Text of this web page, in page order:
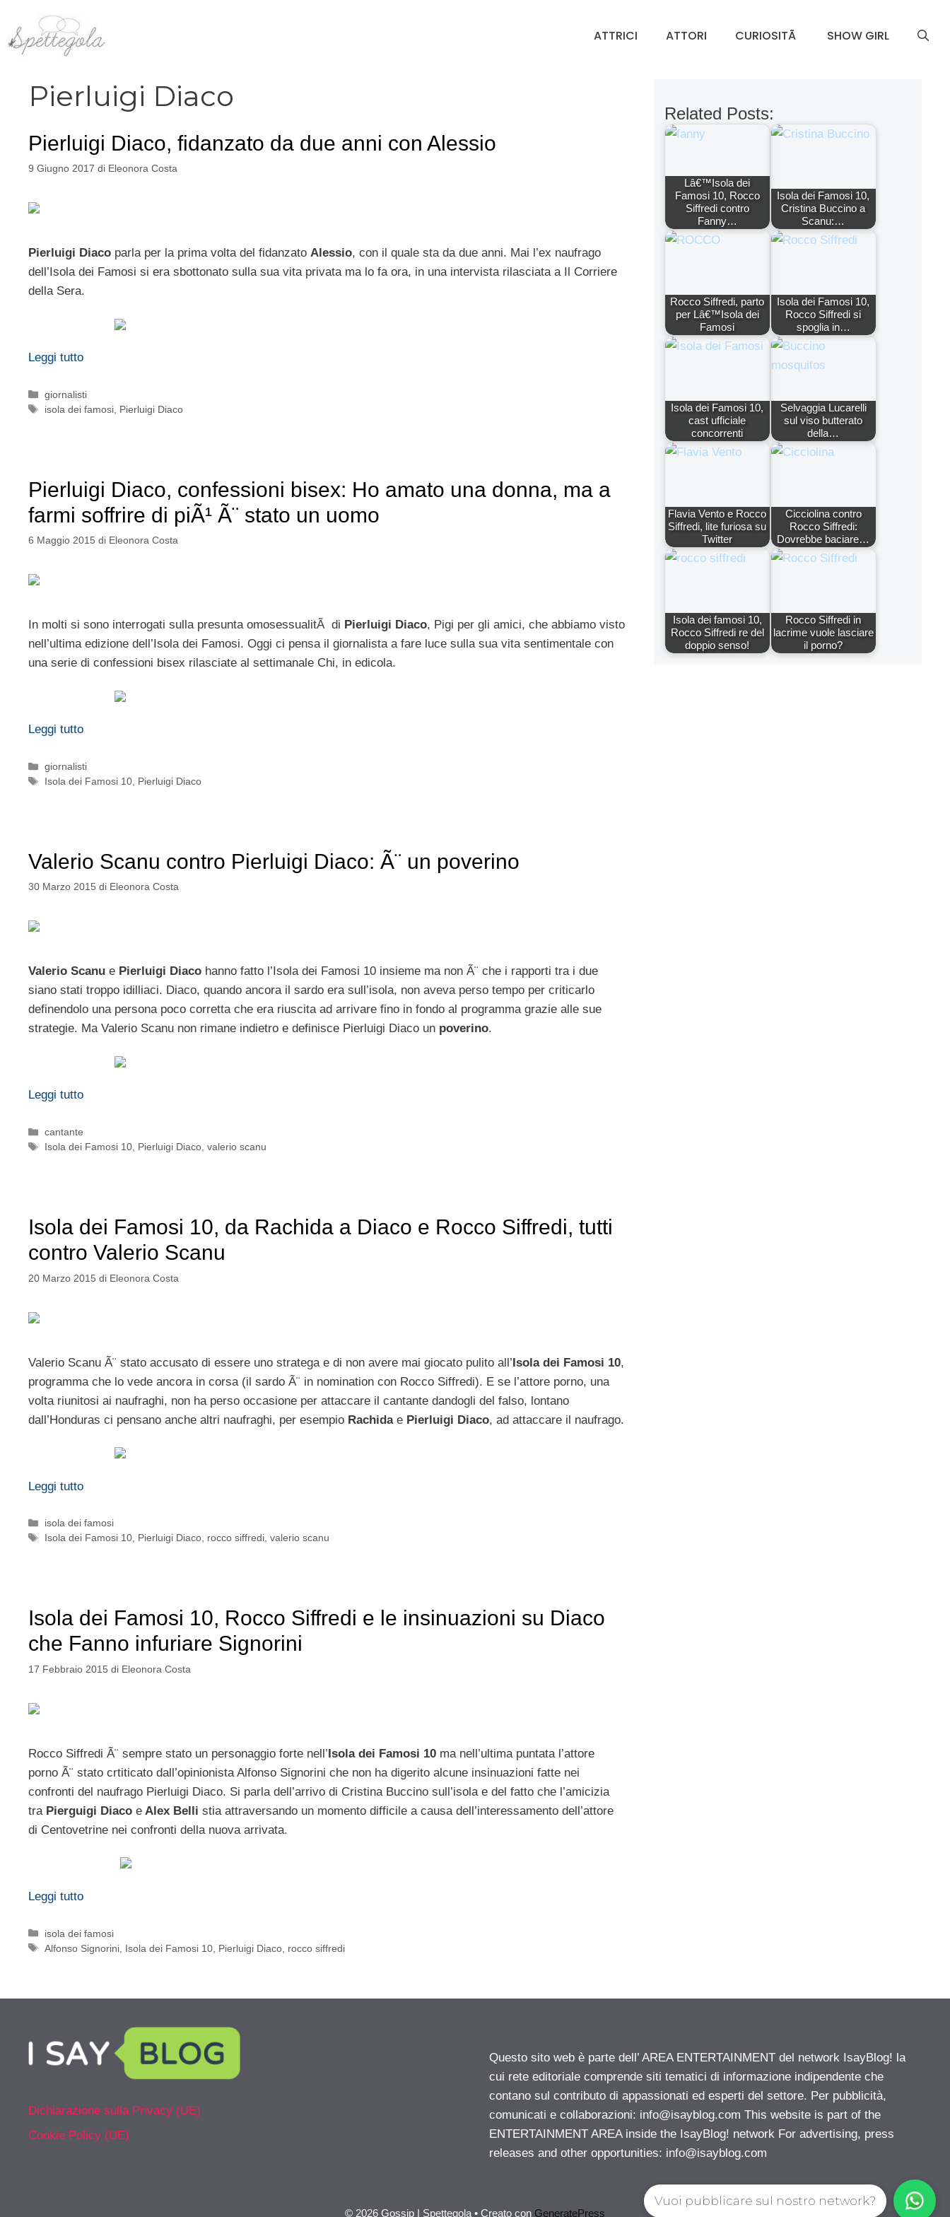
contenuto
ATTRICI ATTORI CURIOSITÃ SHOW GIRL
Pierluigi Diaco
Pierluigi Diaco, fidanzato da due anni con Alessio
9 Giugno 2017 di Eleonora Costa
Pierluigi Diaco parla per la prima volta del fidanzato Alessio, con il quale sta da due anni. Mai l’ex naufrago
dell’Isola dei Famosi si era sbottonato sulla sua vita privata ma lo fa ora, in una intervista rilasciata a Il Corriere
della Sera.
Leggi tutto
Categorie
giornalisti
Tag
isola dei famosi Pierluigi Diaco
Pierluigi Diaco, confessioni bisex: Ho amato una donna, ma a
farmi soffrire di piÃ¹ Ã¨ stato un uomo
6 Maggio 2015 di Eleonora Costa
In molti si sono interrogati sulla presunta omosessualitÃ di Pierluigi Diaco, Pigi per gli amici, che abbiamo visto
nell’ultima edizione dell’Isola dei Famosi. Oggi ci pensa il giornalista a fare luce sulla sua vita sentimentale con
una serie di confessioni bisex rilasciate al settimanale Chi, in edicola.
Leggi tutto
Categorie
giornalisti
Tag
Isola dei Famosi 10, Pierluigi Diaco
Valerio Scanu contro Pierluigi Diaco: Ã¨ un poverino
30 Marzo 2015 di Eleonora Costa
Valerio Scanu e Pierluigi Diaco hanno fatto l’Isola dei Famosi 10 insieme ma non Ã¨ che i rapporti tra i due
siano stati troppo idilliaci. Diaco, quando ancora il sardo era sull’isola, non aveva perso tempo per criticarlo
definendolo una persona poco corretta che era riuscita ad arrivare fino in fondo al programma grazie alle sue
strategie. Ma Valerio Scanu non rimane indietro e definisce Pierluigi Diaco un poverino.
Leggi tutto
Categorie
cantante
Tag
Isola dei Famosi 10, Pierluigi Diaco,valerio scanu
Isola dei Famosi 10, da Rachida a Diaco e Rocco Siffredi, tutti
contro Valerio Scanu
20 Marzo 2015 di Eleonora Costa
Valerio Scanu Ã¨ stato accusato di essere uno stratega e di non avere mai giocato pulito all’Isola dei Famosi 10,
programma che lo vede ancora in corsa (il sardo Ã¨ in nomination con Rocco Siffredi). E se l’attore porno, una
volta riunitosi ai naufraghi, non ha perso occasione per attaccare il cantante dandogli del falso, lontano
dall’Honduras ci pensano anche altri naufraghi, per esempio Rachidae Pierluigi Diaco, ad attaccare il naufrago.
Leggi tutto
Categorie
isola dei famosi
Tag
Isola dei Famosi 10, Pierluigi Diaco, rocco siffredi,valerio scanu
Isola dei Famosi 10, Rocco Siffredi e le insinuazioni su Diaco
che Fanno infuriare Signorini
17 Febbraio 2015 di Eleonora Costa
Rocco Siffredi Ã¨ sempre stato un personaggio forte nell’Isola dei Famosi 10 ma nell’ultima puntata l’attore
porno Ã¨ stato crtiticato dall’opinionista Alfonso Signorini che non ha digerito alcune insinuazioni fatte nei
confronti del naufrago Pierluigi Diaco. Si parla dell’arrivo di Cristina Buccino sull’isola e del fatto che l’amicizia
tra Pierguigi Diaco e Alex Belli stia attraversando un momento difficile a causa dell’interessamento dell’attore
di Centovetrine nei confronti della nuova arrivata.
Leggi tutto
Categorie
isola dei famosi
Tag
Alfonso Signorini Isola dei Famosi 10 Pierluigi Diaco rocco siffredi
Related Posts:
Lâ€™Isola dei
Famosi 10, Rocco
Siffredi contro
Fanny…
Isola dei Famosi 10,
Cristina Buccino a
Scanu:…
Rocco Siffredi, parto
per Lâ€™Isola dei
Famosi
Isola dei Famosi 10,
Rocco Siffredi si
spoglia in…
Isola dei Famosi 10,
cast ufficiale
concorrenti
Selvaggia Lucarelli
sul viso butterato
della…
Flavia Vento e Rocco
Siffredi, lite furiosa su
Twitter
Cicciolina contro
Rocco Siffredi:
Dovrebbe baciare…
Isola dei famosi 10,
Rocco Siffredi re del
doppio senso!
Rocco Siffredi in
lacrime vuole lasciare
il porno?
Dichiarazione sulla Privacy (UE)
Cookie Policy (UE)
Questo sito web è parte dell’ AREA ENTERTAINMENT del network IsayBlog! la
cui rete editoriale comprende siti tematici di informazione indipendente che
contano sul contributo di appassionati ed esperti del settore. Per pubblicità,
comunicati e collaborazioni: info@isayblog.com This website is part of the
ENTERTAINMENT AREA inside the IsayBlog! network For advertising, press
releases and other opportunities: info@isayblog.com
© 2026 Gossip | Spettegola • Creato con GeneratePress
Vuoi pubblicare sul nostro network?